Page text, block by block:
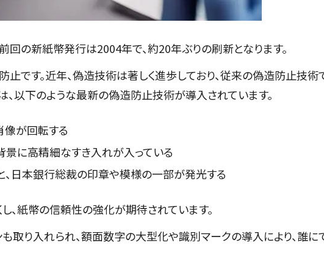
回の新紙幣発行は2004年で、約20年ぶりの刷新となります。
です。近年、偽造技術は著しく進歩しており、従来の偽造防止技術
、以下のような最新の偽造防止技術が導入されています。
像が回転する
景に高精細なすき入れが入っている
、日本銀行総裁の印章や模様の一部が発光する
、紙幣の信頼性の強化が期待されています。
取り入れられ、額面数字の大型化や識別マークの導入により、誰に